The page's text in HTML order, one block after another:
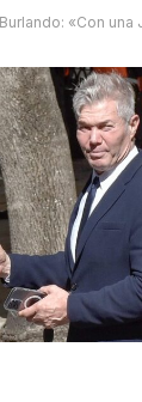
«Con una